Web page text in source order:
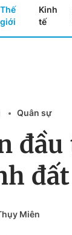
Thế
giới
Kinh
tế
Quân sự
đất
Miên